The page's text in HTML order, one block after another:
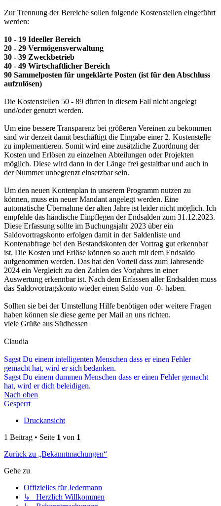
Zur Trennung der Bereiche sollen folgende Kostenstellen eingeführt
werden:
10 - 19 Ideeller Bereich
20 - 29 Vermögensverwaltung
30 - 39 Zweckbetrieb
40 - 49 Wirtschaftlicher Bereich
90 Sammelposten für ungeklärte Posten (ist für den Abschluss
aufzulösen)
Die Kostenstellen 50 - 89 dürfen in diesem Fall nicht angelegt
und/oder genutzt werden.
Um eine bessere Transparenz bei größeren Vereinen zu bekommen
sind wir derzeit damit beschäftigt die Eingabe einer 2. Kostenstelle
zu implementieren. Somit wird eine zusätzliche Zuordnung der
Kosten und Erlösen zu einzelnen Abteilungen oder Projekten
möglich. Diese wird dann in der Länge frei gestaltbar und auch in
der Nummer unbegrenzt einsetzbar sein.
Um den neuen Kontenplan in unserem Programm nutzen zu
können, muss ein neuer Mandant angelegt werden. Eine
automatische Übernahme der alten Jahre ist leider nicht möglich. Ich
empfehle das händische Einpflegen der Endsalden zum 31.12.2023.
Diese Erfassung sollte im Buchungsjahr 2023 über ein
Saldovortragskonto erfolgen damit in der Saldenliste und
Kontenabfrage bei den Bestandskonten der Vortrag gut erkennbar
ist. Die Kosten und Erlöse können so auch mit dem Endsaldo
aufgenommen werden. Das hat den Vorteil dass zum Jahresende
2024 ein Vergleich zu den Zahlen des Vorjahres in einer
Auswertung erkennbar ist. Nach dem Erfassen aller Endsalden muss
das Saldovortragskonto wieder einen Saldo von -0- haben.
Sollten sie bei der Umstellung Hilfe benötigen oder weitere Fragen
haben können sie diese gerne per Mail an uns richten.
viele Grüße aus Südhessen
Claudia
Sagst Du einem intelligenten Menschen dass er einen Fehler
gemacht hat, wird er sich bedanken.
Sagst Du einem dummen Menschen dass er einen Fehler gemacht
hat, wird er dich beleidigen.
Nach oben
Gesperrt
Druckansicht
1 Beitrag • Seite 1 von 1
Zurück zu „Bekanntmachungen“
Gehe zu
Offizielles für Jedermann
↳ Herzlich Willkommen